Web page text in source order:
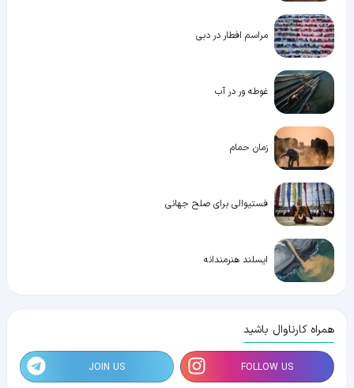
مراسم افطار در دبی
غوطه ور در آب
زمان حمام
فستیوالی برای صلح جهانی
ایسلند هنرمندانه
همراه کارناوال باشید
FOLLOW US
JOIN US